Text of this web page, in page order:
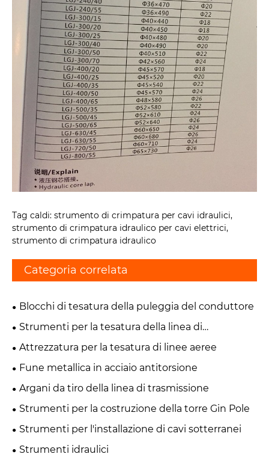
Tag caldi: strumento di crimpatura per cavi idraulici,
strumento di crimpatura idraulico per cavi elettrici,
strumento di crimpatura idraulico
Categoria correlata
Blocchi di tesatura della puleggia del conduttore
Strumenti per la tesatura della linea di
trasmissione
Attrezzatura per la tesatura di linee aeree
Fune metallica in acciaio antitorsione
Argani da tiro della linea di trasmissione
Strumenti per la costruzione della torre Gin Pole
Strumenti per l'installazione di cavi sotterranei
Strumenti idraulici